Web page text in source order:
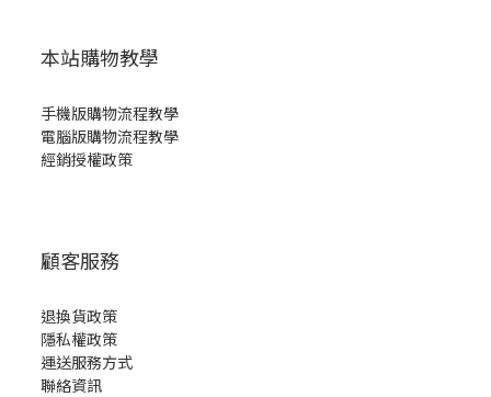
本站購物教學
手機版購物流程教學
電腦版購物流程教學
經銷授權政策
顧客服務
退換貨政策
隱私權政策
運送服務方式
聯絡資訊